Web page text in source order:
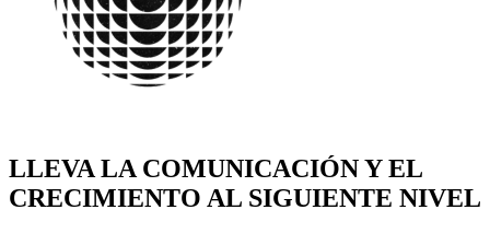
LLEVA LA COMUNICACIÓN Y EL
CRECIMIENTO AL SIGUIENTE NIVEL